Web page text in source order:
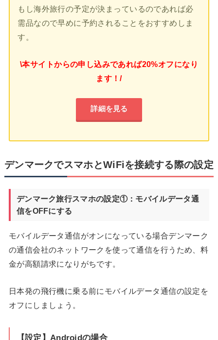
もし海外旅行の予定が決まっているのであれば必
需品なので早めに予約されることをおすすめしま
す。
\本サイトからの申し込みであれば20%オフになり
ます！/
詳細を見る
デンマークでスマホとWiFiを接続する際の設定
デンマーク旅行スマホの設定①：モバイルデータ通
信をOFFにする
モバイルデータ通信がオンになっている場合デンマーク
の通信会社のネットワークを使って通信を行うため、料
金が高額請求になりがちです。
日本発の飛行機に乗る前にモバイルデータ通信の設定を
オフにしましょう。
【設定】Androidの場合